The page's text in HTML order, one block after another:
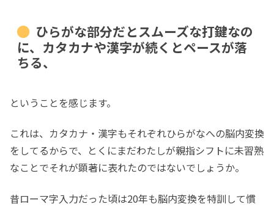
ひらがな部分だとスムーズな打鍵なの
に、カタカナや漢字が続くとペースが落
ちる、
ということを感じます。
これは、カタカナ・漢字もそれぞれひらがなへの脳内変換
をしてるからで、とくにまだわたしが親指シフトに未習熟
なことでそれが顕著に表れたのではないでしょうか。
昔ローマ字入力だった頃は20年も脳内変換を特訓して慣